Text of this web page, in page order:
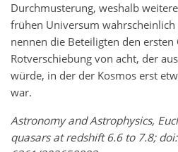
Durchmusterung, weshalb
frühen Universum wahrscheinlich
nennen die Beteiligten den
Rotverschiebung von acht, der
würde, in der der Kosmos erst
war.
Astronomy and Astrophysics,
quasars at redshift 6.6 to 7.8;